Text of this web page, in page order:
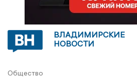
ВЛАДИМИРСКИЕ
НОВОСТИ
Общество